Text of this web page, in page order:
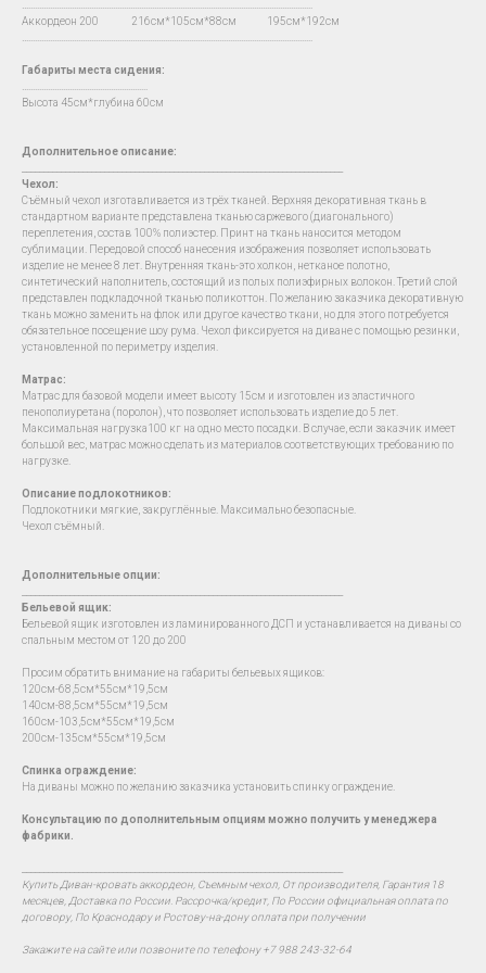
Аккордеон 200 216см*105см*88см 195см*192см
Габариты места сидения:
Высота 45см*глубина 60см
Дополнительное описание:
Чехол:
Съёмный чехол изготавливается из трёх тканей. Верхняя декоративная ткань в
стандартном варианте представлена тканью саржевого (диагонального)
переплетения, состав 100% полиэстер. Принт на ткань наносится методом
сублимации. Передовой способ нанесения изображения позволяет использовать
изделие не менее 8 лет. Внутренняя ткань-это холкон, нетканое полотно,
синтетический наполнитель, состоящий из полых полиэфирных волокон. Третий слой
представлен подкладочной тканью поликоттон. По желанию заказчика декоративную
ткань можно заменить на флок или другое качество ткани, но для этого потребуется
обязательное посещение шоу рума. Чехол фиксируется на диване с помощью резинки,
установленной по периметру изделия.
Матрас:
Матрас для базовой модели имеет высоту 15см и изготовлен из эластичного
пенополиуретана (поролон), что позволяет использовать изделие до 5 лет.
Максимальная нагрузка100 кг на одно место посадки. В случае, если заказчик имеет
большой вес, матрас можно сделать из материалов соответствующих требованию по
нагрузке.
Описание подлокотников:
Подлокотники мягкие, закруглённые. Максимально безопасные.
Чехол съёмный.
Дополнительные опции:
Бельевой ящик:
Бельевой ящик изготовлен из ламинированного ДСП и устанавливается на диваны со
спальным местом от 120 до 200
Просим обратить внимание на габариты бельевых ящиков:
120см-68,5см*55см*19,5см
140см-88,5см*55см*19,5см
160см-103,5см*55см*19,5см
200см-135см*55см*19,5см
Спинка ограждение:
На диваны можно по желанию заказчика установить спинку ограждение.
Консультацию по дополнительным опциям можно получить у менеджера
фабрики.
Купить Диван-кровать аккордеон, Съемным чехол, От производителя, Гарантия 18
месяцев, Доставка по России. Рассрочка/кредит, По России официальная оплата по
договору, По Краснодару и Ростову-на-дону оплата при получении
Закажите на сайте или позвоните по телефону +7 988 243-32-64